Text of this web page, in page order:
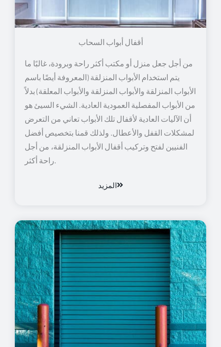
أقفال أبواب السحاب
من أجل جعل منزل أو مكتب أكثر راحة وبرودة، غالبًا ما
يتم استخدام الأبواب المنزلقة (المعروفة أيضًا باسم
الأبواب المنزلقة والأبواب المنزلقة والأبواب المعلقة) بدلاً
من الأبواب المفصلية العمودية العادية. الشيء السيئ هو
أن الآليات العادية لأقفال تلك الأبواب تعاني من التعرض
لمشكلات القفل والأعطال. ولذلك قمنا بتخصيص أفضل
الفنيين لفتح وتركيب أقفال الأبواب المنزلقة، من أجل
راحة أكثر.
المزيد